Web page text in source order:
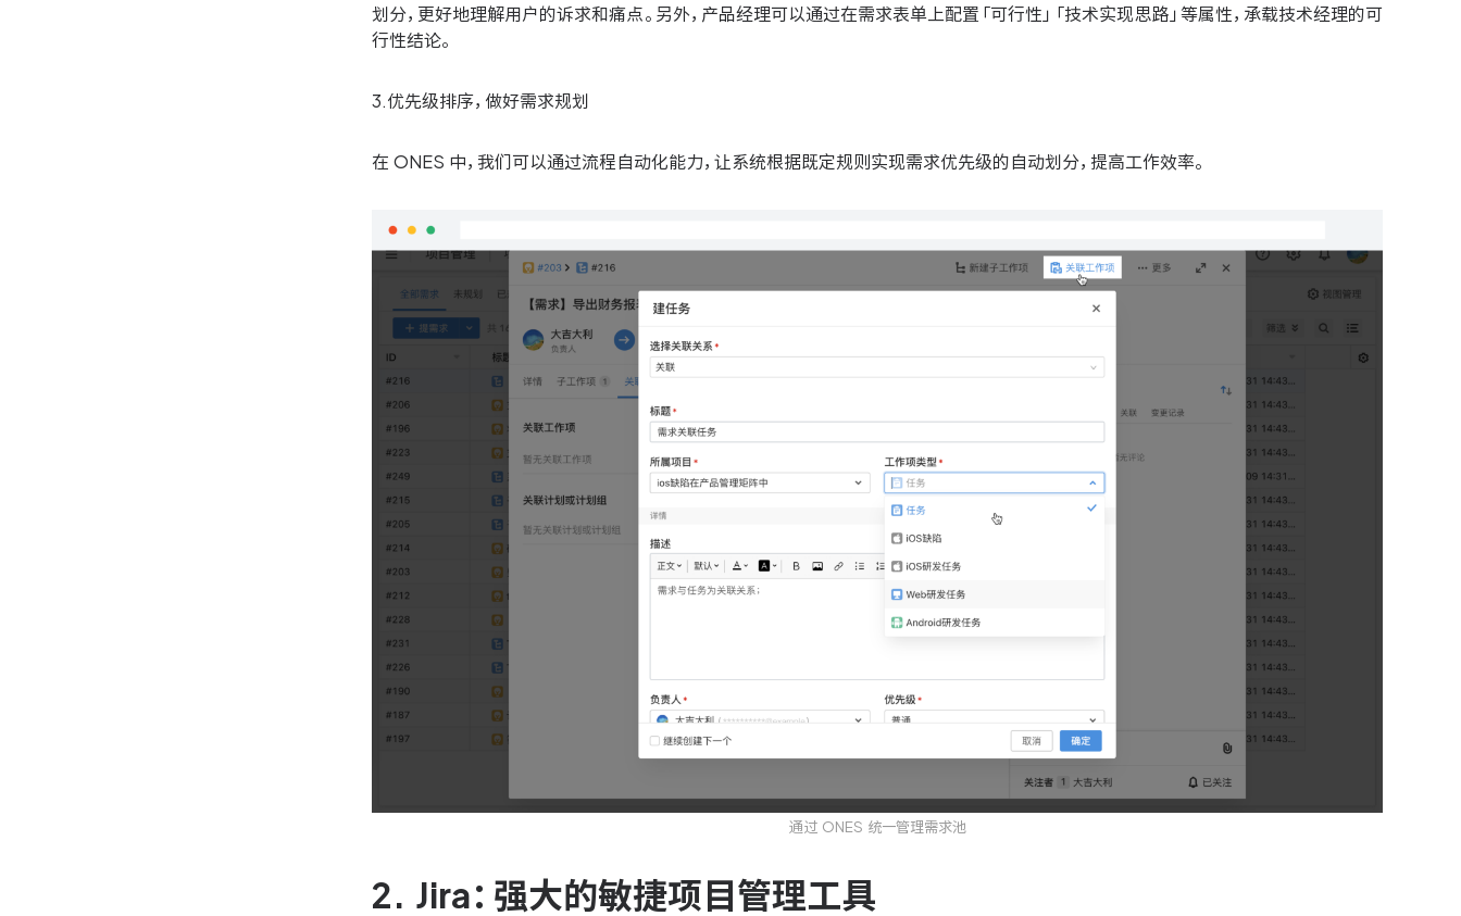
划分，更好地理解用户的诉求和痛点。另外，产品经理可以通过在需求表单上配置「可行性」「技术实现思路」等属性，承载技术经理的可
行性结论。
3.优先级排序，做好需求规划
在 ONES 中，我们可以通过流程自动化能力，让系统根据既定规则实现需求优先级的自动划分，提高工作效率。
通过 ONES 统一管理需求池
2. Jira：强大的敏捷项目管理工具